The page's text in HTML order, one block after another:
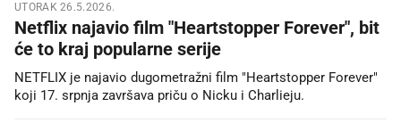
UTORAK 26.5.2026.
Netflix najavio film "Heartstopper Forever", bit
će to kraj popularne serije
NETFLIX je najavio dugometražni film "Heartstopper Forever"
koji 17. srpnja završava priču o Nicku i Charlieju.